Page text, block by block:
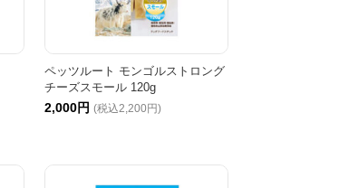
ペッツルート モンゴルストロング
チーズスモール 120g
2,000円 (税込2,200円)